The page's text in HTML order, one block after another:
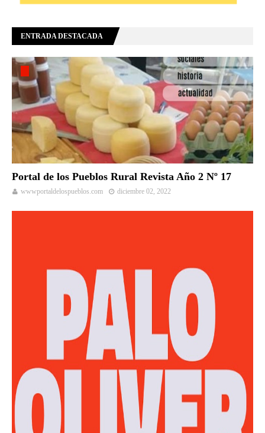
ENTRADA DESTACADA
Portal de los Pueblos Rural Revista Año 2 Nº 17
wwwportaldelospueblos.com diciembre 02, 2022